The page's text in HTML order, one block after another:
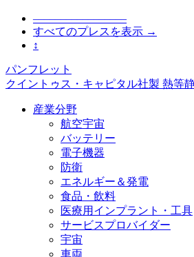
–––––––––––––––––
すべてのプレスを表示 →
↕
パンフレット
クイントゥス・キャピタル社製 熱等
産業分野
航空宇宙
バッテリー
電子機器
防衛
エネルギー＆発電
食品・飲料
医療用インプラント・工具
サービスプロバイダー
宇宙
車両